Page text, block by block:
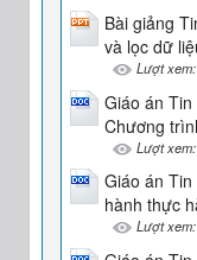
Bài giảng
và lọc dữ
Lượt
Giáo án
Chương
Lượt
Giáo án
hành thực
Lượt